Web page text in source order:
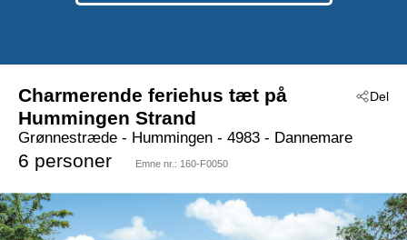
Del
Charmerende feriehus tæt på
Hummingen Strand
Grønnestræde - Hummingen - 4983 - Dannemare
6 personer Emne nr.: 160-F0050